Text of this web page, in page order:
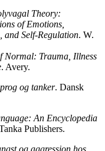
Theory:
of Emotions,
and Self-Regulation. W.
Normal: Trauma, Illness
. Avery.
og tanker. Dansk
An Encyclopedia
Publishers.
og aggression hos